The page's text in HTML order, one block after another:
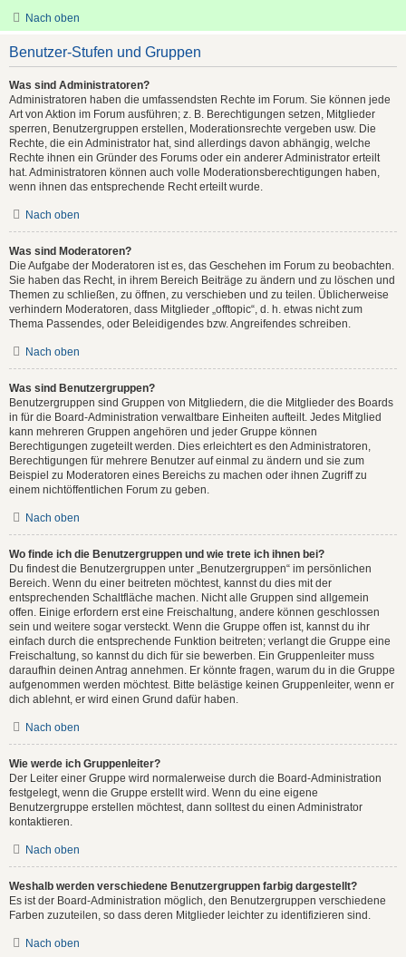
Nach oben
Benutzer-Stufen und Gruppen
Was sind Administratoren?
Administratoren haben die umfassendsten Rechte im Forum. Sie können jede
Art von Aktion im Forum ausführen; z. B. Berechtigungen setzen, Mitglieder
sperren, Benutzergruppen erstellen, Moderationsrechte vergeben usw. Die
Rechte, die ein Administrator hat, sind allerdings davon abhängig, welche
Rechte ihnen ein Gründer des Forums oder ein anderer Administrator erteilt
hat. Administratoren können auch volle Moderationsberechtigungen haben,
wenn ihnen das entsprechende Recht erteilt wurde.
Nach oben
Was sind Moderatoren?
Die Aufgabe der Moderatoren ist es, das Geschehen im Forum zu beobachten.
Sie haben das Recht, in ihrem Bereich Beiträge zu ändern und zu löschen und
Themen zu schließen, zu öffnen, zu verschieben und zu teilen. Üblicherweise
verhindern Moderatoren, dass Mitglieder „offtopic“, d. h. etwas nicht zum
Thema Passendes, oder Beleidigendes bzw. Angreifendes schreiben.
Nach oben
Was sind Benutzergruppen?
Benutzergruppen sind Gruppen von Mitgliedern, die die Mitglieder des Boards
in für die Board-Administration verwaltbare Einheiten aufteilt. Jedes Mitglied
kann mehreren Gruppen angehören und jeder Gruppe können
Berechtigungen zugeteilt werden. Dies erleichtert es den Administratoren,
Berechtigungen für mehrere Benutzer auf einmal zu ändern und sie zum
Beispiel zu Moderatoren eines Bereichs zu machen oder ihnen Zugriff zu
einem nichtöffentlichen Forum zu geben.
Nach oben
Wo finde ich die Benutzergruppen und wie trete ich ihnen bei?
Du findest die Benutzergruppen unter „Benutzergruppen“ im persönlichen
Bereich. Wenn du einer beitreten möchtest, kannst du dies mit der
entsprechenden Schaltfläche machen. Nicht alle Gruppen sind allgemein
offen. Einige erfordern erst eine Freischaltung, andere können geschlossen
sein und weitere sogar versteckt. Wenn die Gruppe offen ist, kannst du ihr
einfach durch die entsprechende Funktion beitreten; verlangt die Gruppe eine
Freischaltung, so kannst du dich für sie bewerben. Ein Gruppenleiter muss
daraufhin deinen Antrag annehmen. Er könnte fragen, warum du in die Gruppe
aufgenommen werden möchtest. Bitte belästige keinen Gruppenleiter, wenn er
dich ablehnt, er wird einen Grund dafür haben.
Nach oben
Wie werde ich Gruppenleiter?
Der Leiter einer Gruppe wird normalerweise durch die Board-Administration
festgelegt, wenn die Gruppe erstellt wird. Wenn du eine eigene
Benutzergruppe erstellen möchtest, dann solltest du einen Administrator
kontaktieren.
Nach oben
Weshalb werden verschiedene Benutzergruppen farbig dargestellt?
Es ist der Board-Administration möglich, den Benutzergruppen verschiedene
Farben zuzuteilen, so dass deren Mitglieder leichter zu identifizieren sind.
Nach oben